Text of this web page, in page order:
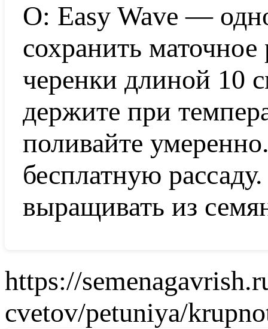
О: Easy Wave —
сохранить маточное
черенки длиной 10
держите при
поливайте
бесплатную
выращивать из
https://
cvetov/petuniya/